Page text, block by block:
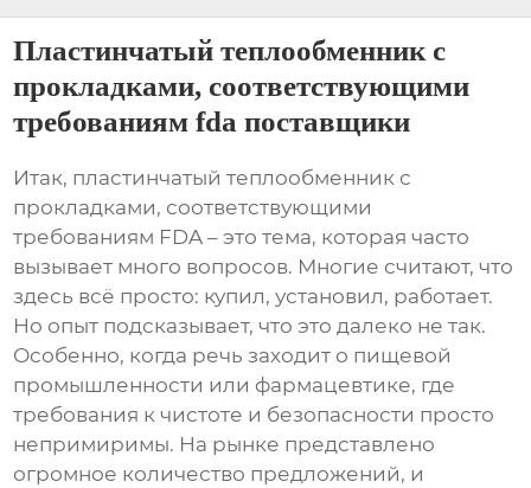
Пластинчатый теплообменник с
прокладками, соответствующими
требованиям fda поставщики
Итак, пластинчатый теплообменник с
прокладками, соответствующими
требованиям FDA – это тема, которая часто
вызывает много вопросов. Многие считают, что
здесь всё просто: купил, установил, работает.
Но опыт подсказывает, что это далеко не так.
Особенно, когда речь заходит о пищевой
промышленности или фармацевтике, где
требования к чистоте и безопасности просто
непримиримы. На рынке представлено
огромное количество предложений, и